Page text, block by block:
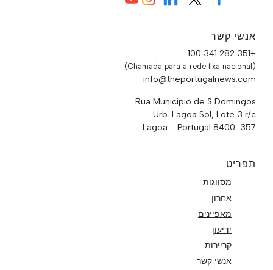
אנשי קשר
+351 282 341 100
(Chamada para a rede fixa nacional)
info@theportugalnews.com
Rua Municipio de S Domingos
Urb. Lagoa Sol, Lote 3 r/c
8400-357 Lagoa - Portugal
תפריט
מסווגות
אחרון
מאפיינים
ידיעון
קריירות
אנשי קשר